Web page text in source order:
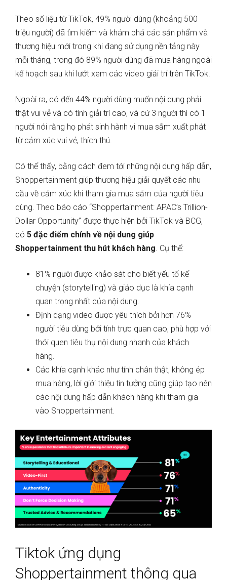
Theo số liệu từ TikTok, 49% người dùng (khoảng 500
triệu người) đã tìm kiếm và khám phá các sản phẩm và
thương hiệu mới trong khi đang sử dụng nền tảng này
mỗi tháng, trong đó 89% người dùng đã mua hàng ngoài
kế hoạch sau khi lướt xem các video giải trí trên TikTok.
Ngoài ra, có đến 44% người dùng muốn nội dung phải
thật vui vẻ và có tính giải trí cao, và cứ 3 người thì có 1
người nói rằng họ phát sinh hành vi mua sắm xuất phát
từ cảm xúc vui vẻ, thích thú.
Có thể thấy, bằng cách đem tới những nội dung hấp dẫn,
Shoppertainment giúp thương hiệu giải quyết các nhu
cầu về cảm xúc khi tham gia mua sắm của người tiêu
dùng. Theo báo cáo “Shoppertainment: APAC’s Trillion-
Dollar Opportunity” được thực hiện bởi TikTok và BCG,
có 5 đặc điểm chính về nội dung giúp
Shoppertainment thu hút khách hàng. Cụ thể:
81% người được khảo sát cho biết yếu tố kể
chuyện (storytelling) và giáo dục là khía cạnh
quan trọng nhất của nội dung.
Định dạng video được yêu thích bởi hơn 76%
người tiêu dùng bởi tính trực quan cao, phù hợp với
thói quen tiêu thụ nội dung nhanh của khách
hàng.
Các khía cạnh khác như tính chân thật, không ép
mua hàng, lời giới thiệu tin tưởng cũng giúp tạo nên
các nội dung hấp dẫn khách hàng khi tham gia
vào Shoppertainment.
Tiktok ứng dụng
Shoppertainment thông qua